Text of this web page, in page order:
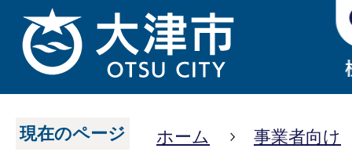
現在のページ ホーム
事業者向け